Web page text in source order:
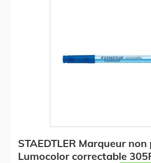
STAEDTLER Marqueur
Lumocolor correctable